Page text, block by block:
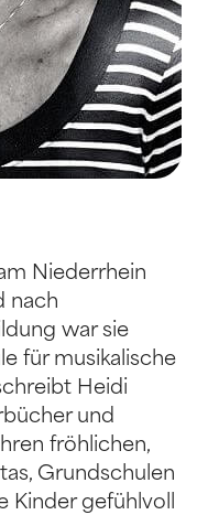
Niederrhein
nach
war sie
für musikalische
Heidi
und
fröhlichen,
Grundschulen
Kinder gefühlvoll